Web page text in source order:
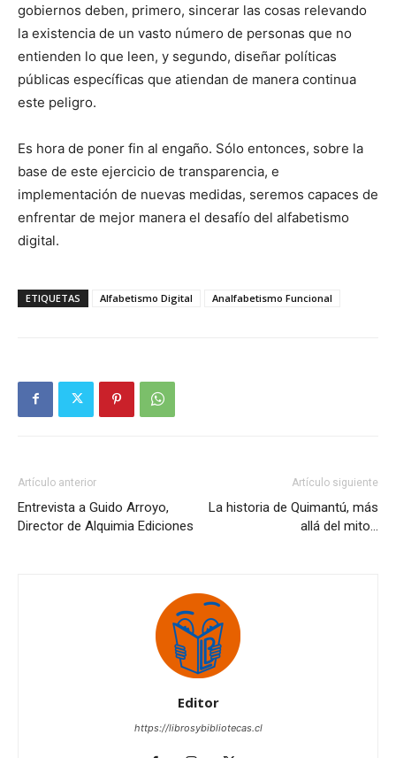
gobiernos deben, primero, sincerar las cosas relevando
la existencia de un vasto número de personas que no
entienden lo que leen, y segundo, diseñar políticas
públicas específicas que atiendan de manera continua
este peligro.
Es hora de poner fin al engaño. Sólo entonces, sobre la
base de este ejercicio de transparencia, e
implementación de nuevas medidas, seremos capaces de
enfrentar de mejor manera el desafío del alfabetismo
digital.
ETIQUETAS Alfabetismo Digital Analfabetismo Funcional
Artículo anterior
Entrevista a Guido Arroyo,
Director de Alquimia Ediciones
Artículo siguiente
La historia de Quimantú, más
allá del mito…
Editor
https://librosybibliotecas.cl